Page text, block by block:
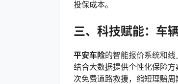
投保成本。
三、科技赋能：车
平安车险的智能报价系统和
结合大数据提供个性化保险方
次免费道路救援，缩短理赔周